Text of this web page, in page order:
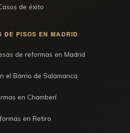
de éxito
DE PISOS EN MADRID
de reformas en Madrid
el Barrio de Salamanca
en Chamberí
en Retiro